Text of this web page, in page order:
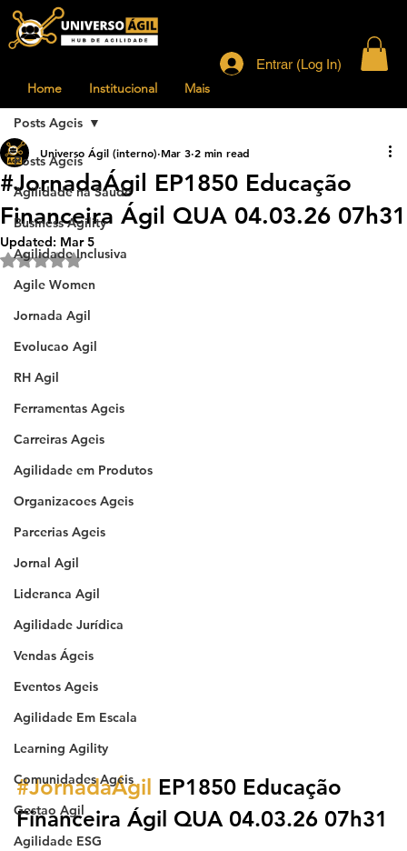
Home Institucional Mais
Entrar (Log In)
Posts Ageis
Agilidade na Saude
Business Agility
Agilidade Inclusiva
Agile Women
Jornada Agil
Evolucao Agil
RH Agil
Ferramentas Ageis
Carreiras Ageis
Agilidade em Produtos
Organizacoes Ageis
Parcerias Ageis
Jornal Agil
Lideranca Agil
Agilidade Jurídica
Vendas Ágeis
Eventos Ageis
Agilidade Em Escala
Learning Agility
Comunidades Ageis
Gestao Agil
Agilidade ESG
Posts Ageis
#JornadaÁgil EP1850 Educação
Financeira Ágil QUA 04.03.26 07h31
Universo Ágil (interno) Mar 3 2 min read
Updated: Mar 5
Rated NaN out of 5 stars.
#JornadaÁgil EP1850 Educação
Financeira Ágil QUA 04.03.26 07h31